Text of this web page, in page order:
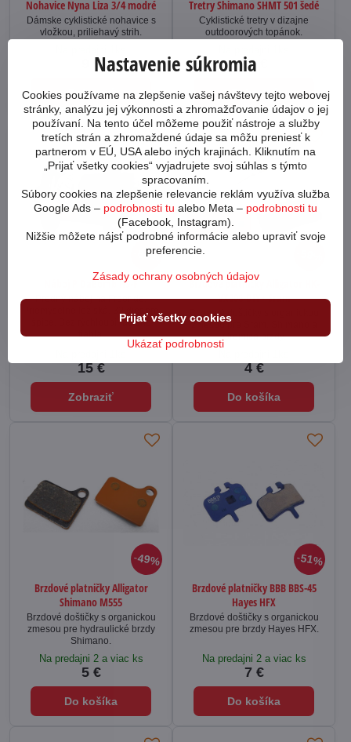
Nohavice Nyna Liza 3/4 modré
Dámske cyklistické nohavice s
vložkou, priliehavý strih.
9 €
Zobraziť
Tretry Shimano SHMT 501 šedé
Cyklistické tretry v dizajne
outdoorových topánok.
69 €
Zobraziť
69%
Náboj P DaBomb HS-F
Predný náboj na Freeride.
Priemyselné ložiská. 32 dier pre
špice. Bez rýchloupínacieho
tiahla.
15 €
Zobraziť
Brzdové platničky Alligator HK-
VX006-DIY+ Sram
Brzdové doštičky s organickou
zmesou pre Sram, Shimano a
Gremica brzdy.
4 €
Do košíka
49%
Brzdové platničky Alligator
Shimano M555
Brzdové doštičky s organickou
zmesou pre hydraulické brzdy
Shimano.
Na predajni 2 a viac ks
5 €
Do košíka
51%
Brzdové platničky BBB BBS-45
Hayes HFX
Brzdové doštičky s organickou
zmesou pre brzdy Hayes HFX.
Na predajni 2 a viac ks
7 €
Do košíka
Nastavenie súkromia
Cookies používame na zlepšenie vašej návštevy tejto webovej
stránky, analýzu jej výkonnosti a zhromažďovanie údajov o jej
používaní. Na tento účel môžeme použiť nástroje a služby
tretích strán a zhromaždené údaje sa môžu preniesť k
partnerom v EÚ, USA alebo iných krajinách. Kliknutím na
„Prijať všetky cookies“ vyjadrujete svoj súhlas s týmto
spracovaním.
Súbory cookies na zlepšenie relevancie reklám využíva služba
Google Ads – podrobnosti tu alebo Meta – podrobnosti tu
(Facebook, Instagram).
Nižšie môžete nájsť podrobné informácie alebo upraviť svoje
preferencie.
Zásady ochrany osobných údajov
Ukázať podrobnosti
Prijať všetky cookies